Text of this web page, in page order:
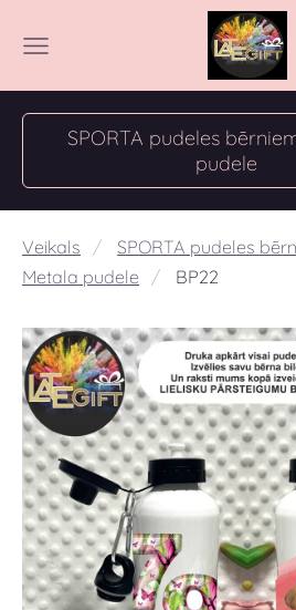
SPORTA pudeles
pudele
Veikals
SPORTA pudeles
Metala pudele
BP22